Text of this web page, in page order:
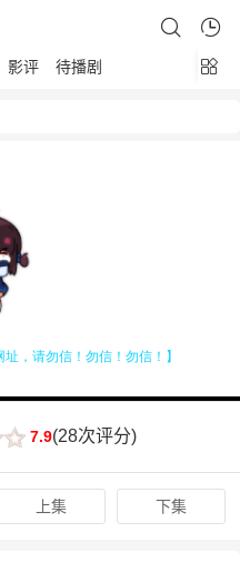
影评 待播剧
7.9(28次评分)
上集 下集